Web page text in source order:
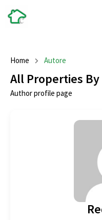
Home Autore
All Properties By
Author profile page